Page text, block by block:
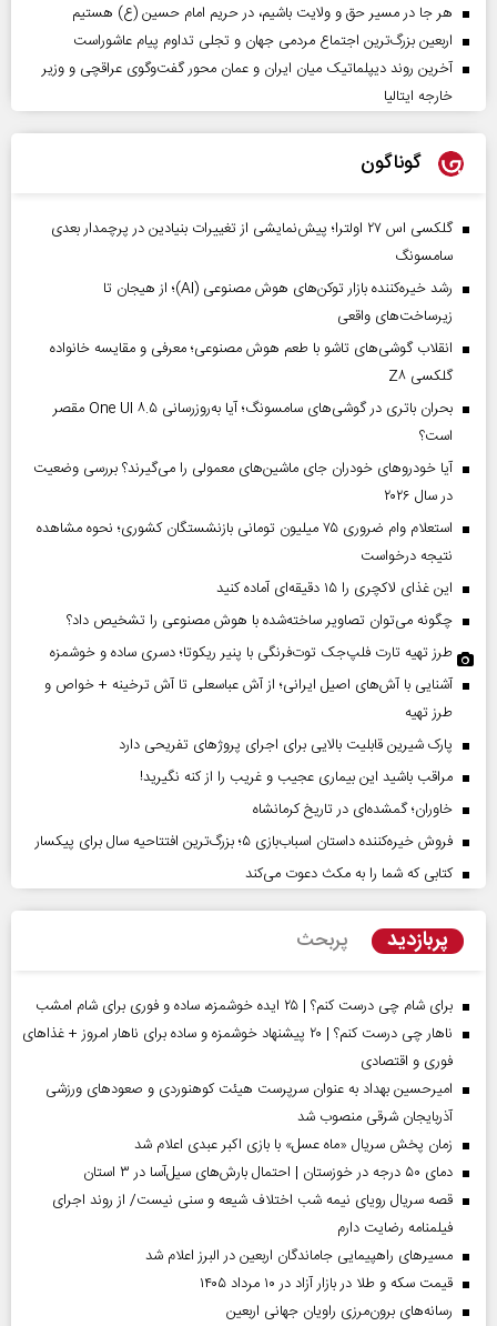
هر جا در مسیر حق و ولایت باشیم، در حریم امام حسین (ع) هستیم
اربعین بزرگ‌ترین اجتماع مردمی جهان و تجلی تداوم پیام عاشوراست
آخرین روند دیپلماتیک میان ایران و عمان محور گفت‌وگوی عراقچی و وزیر
خارجه ایتالیا
گوناگون
گلکسی اس ۲۷ اولترا؛ پیش‌نمایشی از تغییرات بنیادین در پرچمدار بعدی
سامسونگ
رشد خیره‌کننده بازار توکن‌های هوش مصنوعی (AI)؛ از هیجان تا
زیرساخت‌های واقعی
انقلاب گوشی‌های تاشو‌ با طعم هوش مصنوعی؛ معرفی و مقایسه خانواده
گلکسی Z۸
بحران باتری در گوشی‌های سامسونگ؛ آیا به‌روزرسانی One UI ۸.۵ مقصر
است؟
آیا خودروهای خودران جای ماشین‌های معمولی را می‌گیرند؟ بررسی وضعیت
در سال ۲۰۲۶
استعلام وام ضروری ۷۵ میلیون تومانی بازنشستگان کشوری؛ نحوه مشاهده
نتیجه درخواست
این غذای لاکچری را ۱۵ دقیقه‌ای آماده کنید
چگونه می‌توان تصاویر ساخته‌شده با هوش مصنوعی را تشخیص داد؟
طرز تهیه تارت فلپ‌جک توت‌فرنگی با پنیر ریکوتا؛ دسری ساده و خوشمزه
آشنایی با آش‌های اصیل ایرانی؛ از آش عباسعلی تا آش ترخینه + خواص و
طرز تهیه
پارک شیرین قابلیت‌ بالایی برای اجرای پروژهای تفریحی دارد
مراقب باشید این بیماری عجیب و غریب را از کنه نگیرید!
خاوران؛ گمشده‌ای در تاریخ کرمانشاه
فروش خیره‌کننده داستان اسباب‌بازی ۵؛ بزرگ‌ترین افتتاحیه سال برای پیکسار
کتابی که شما را به مکث دعوت می‌کند
پربازدید پربحث
برای شام چی درست کنم؟ | ۲۵ ایده خوشمزه، ساده و فوری برای شام امشب
ناهار چی درست کنم؟ | ۲۰ پیشنهاد خوشمزه و ساده برای ناهار امروز + غذاهای
فوری و اقتصادی
امیرحسین بهداد به عنوان سرپرست هیئت کوهنوردی و صعودهای ورزشی
آذربایجان شرقی منصوب شد
زمان پخش سریال «ماه عسل» با بازی اکبر عبدی اعلام شد
دمای ۵۰ درجه در خوزستان | احتمال بارش‌های سیل‌آسا در ۳ استان
قصه سریال رویای نیمه شب اختلاف شیعه و سنی نیست/ از روند اجرای
فیلمنامه رضایت دارم
مسیر‌های راهپیمایی جاماندگان اربعین در البرز اعلام شد
قیمت سکه و طلا در بازار آزاد در ۱۰ مرداد ۱۴۰۵
رسانه‌های برون‌مرزی راویان جهانی اربعین